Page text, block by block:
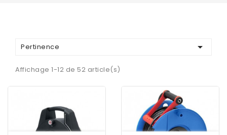
Pertinence 
Affichage 1-12 de 52 article(s)